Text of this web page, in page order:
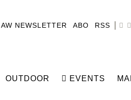
AW NEWSLETTER ABO RSS
OUTDOOR EVENTS